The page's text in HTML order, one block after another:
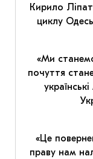
Кирило
циклу
«Ми
почуття
«Це
праву нам